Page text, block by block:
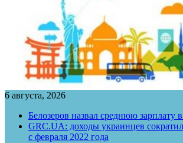
6 августа, 2026
Белозеров назвал среднюю зарплату
GRC.UA: доходы украинцев
с февраля 2022 года